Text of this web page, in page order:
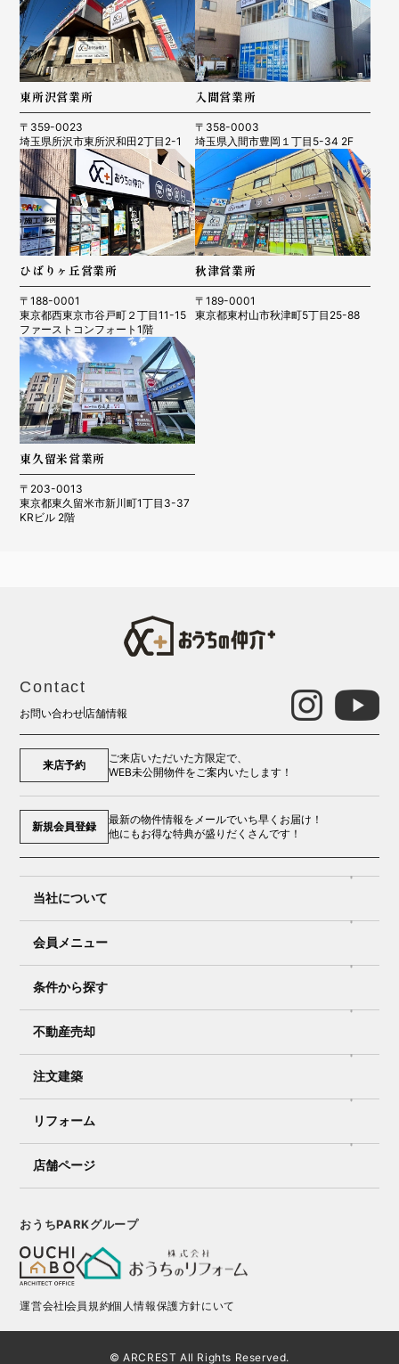
東所沢営業所
〒359-0023
埼玉県所沢市東所沢和田2丁目2-1
入間営業所
〒358-0003
埼玉県入間市豊岡１丁目5-34 2F
ひばりヶ丘営業所
〒188-0001
東京都西東京市谷戸町２丁目11-15
ファーストコンフォート1階
秋津営業所
〒189-0001
東京都東村山市秋津町5丁目25-88
東久留米営業所
〒203-0013
東京都東久留米市新川町1丁目3-37
KRビル 2階
Contact
お問い合わせ 店舗情報
来店予約
ご来店いただいた方限定で、
WEB未公開物件をご案内いたします！
新規会員登録
最新の物件情報をメールでいち早くお届け！
他にもお得な特典が盛りだくさんです！
当社について
会員メニュー
条件から探す
不動産売却
注文建築
リフォーム
店舗ページ
おうちPARKグループ
運営会社会員規約個人情報保護方針にいて
© ARCREST All Rights Reserved.